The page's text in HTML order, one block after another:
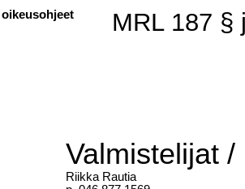
MRL 187 §
Valmistelijat
Riikka Rautia